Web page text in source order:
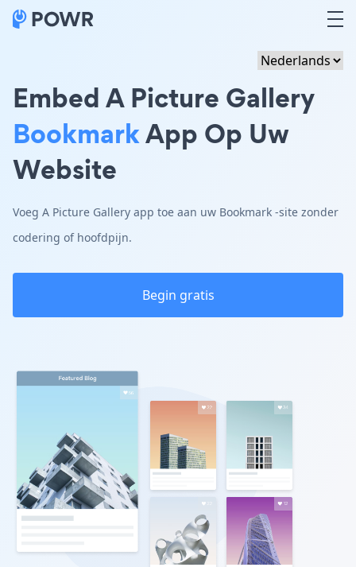
Embed A Picture Gallery
BookmarkApp Op Uw
Website
Voeg A Picture Gallery app toe aan uw Bookmark -site zonder
codering of hoofdpijn.
Begin gratis